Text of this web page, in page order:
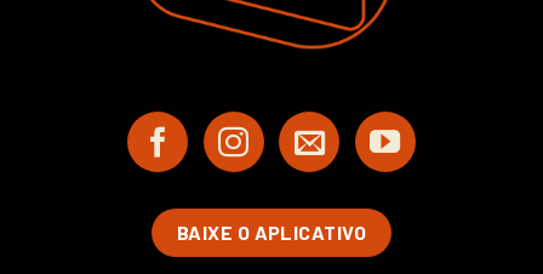
BAIXE O APLICATIVO